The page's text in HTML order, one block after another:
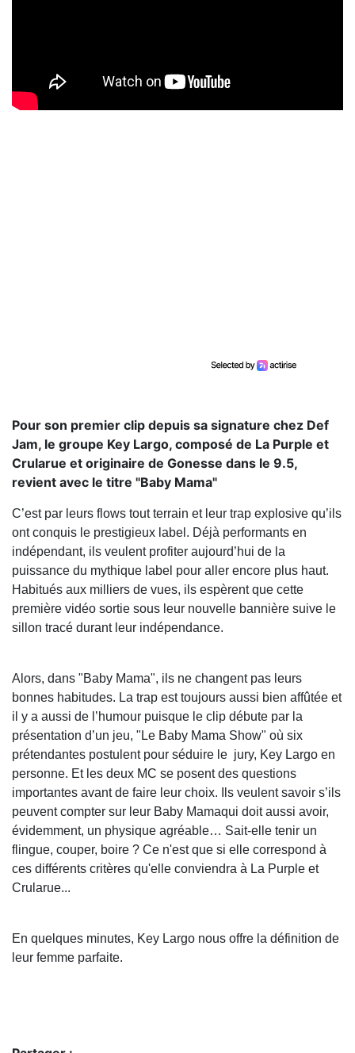
Pour son premier clip depuis sa signature chez Def
Jam, le groupe Key Largo, composé de La Purple et
Crularue et originaire de Gonesse dans le 9.5,
revient avec le titre "Baby Mama"
C’est par leurs flows tout terrain et leur trap explosive qu’ils
ont conquis le prestigieux label. Déjà performants en
indépendant, ils veulent profiter aujourd’hui de la
puissance du mythique label pour aller encore plus haut.
Habitués aux milliers de vues, ils espèrent que cette
première vidéo sortie sous leur nouvelle bannière suive le
sillon tracé durant leur indépendance.
Alors, dans "Baby Mama", ils ne changent pas leurs
bonnes habitudes. La trap est toujours aussi bien affûtée et
il y a aussi de l’humour puisque le clip débute par la
présentation d’un jeu, "Le Baby Mama Show" où six
prétendantes postulent pour séduire le jury, Key Largo en
personne. Et les deux MC se posent des questions
importantes avant de faire leur choix. Ils veulent savoir s’ils
peuvent compter sur leur Baby Mamaqui doit aussi avoir,
évidemment, un physique agréable… Sait-elle tenir un
flingue, couper, boire ? Ce n'est que si elle correspond à
ces différents critères qu'elle conviendra à La Purple et
Crularue...
En quelques minutes, Key Largo nous offre la définition de
leur femme parfaite.